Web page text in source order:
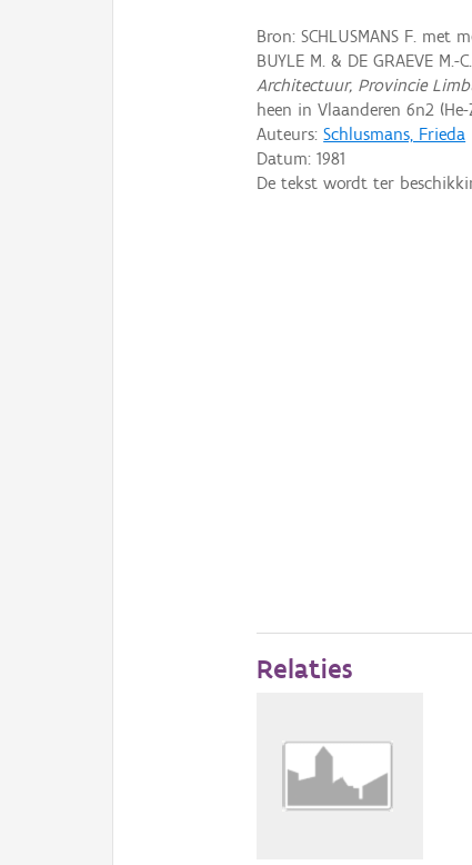
Bron: SCHLUSMANS F. met
BUYLE M. & DE GRAEVE M.-
Architectuur, Provincie
heen in Vlaanderen 6n2 (He-
Auteurs:Schlusmans, Frieda
Datum:1981
De tekst wordt ter
Relaties